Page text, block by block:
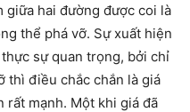
giữa hai đường được coi là
thể phá vỡ. Sự xuất hiện
sự quan trọng, bởi chỉ
thì điều chắc chắn là giá
mạnh. Một khi giá đã